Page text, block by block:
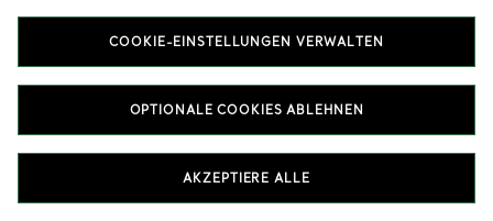
COOKIE-EINSTELLUNGEN VERWALTEN
OPTIONALE COOKIES ABLEHNEN
AKZEPTIERE ALLE